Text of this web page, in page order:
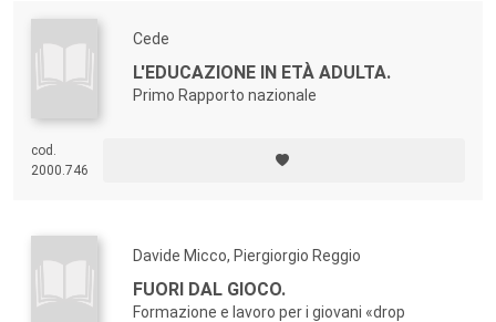
Cede
L'EDUCAZIONE IN ETÀ ADULTA.
Primo Rapporto nazionale
cod.
2000.746
Davide Micco, Piergiorgio Reggio
FUORI DAL GIOCO.
Formazione e lavoro per i giovani «drop